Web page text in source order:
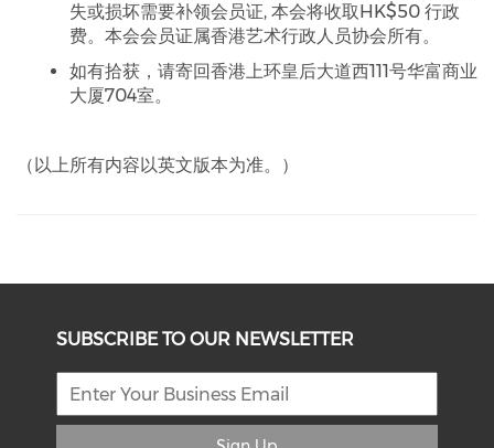
失或损坏需要补领会员证, 本会将收取HK$50 行政
费。本会会员证属香港艺术行政人员协会所有。
如有拾获，请寄回香港上环皇后大道西111号华富商业
大厦704室。
（以上所有内容以英文版本为准。）
SUBSCRIBE TO OUR NEWSLETTER